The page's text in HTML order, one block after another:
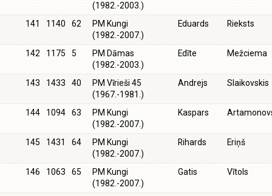
(1982.-2003.)
141 1140 62
PM Kungi
(1982.-2007.)
Eduards Rieksts
142 1175 5
PM Dāmas
(1982.-2003.)
Edīte Mežciema
143 1433 40
PM Vīrieši 45
(1967.-1981.)
Andrejs Slaikovskis
144 1094 63
PM Kungi
(1982.-2007.)
Kaspars
145 1431 64
PM Kungi
(1982.-2007.)
Rihards Eriņš
146 1063 65
PM Kungi
(1982.-2007.)
Gatis Vītols